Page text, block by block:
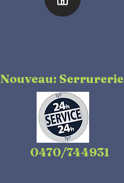
Nouveau: Serrurerie
0470/744931